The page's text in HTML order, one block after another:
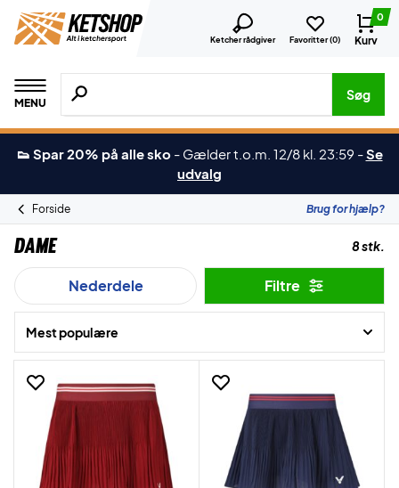
Ketcher rådgiver Favoritter (0)
0
Kurv
MENU
Søg efter produkter, mærker etc.
Søg
👟 Spar 20% på alle sko - Gælder t.o.m. 12/8 kl. 23:59 -Se
udvalg
Forside Brug for hjælp?
Dame 8 stk.
Nederdele Filtre
Mest populære